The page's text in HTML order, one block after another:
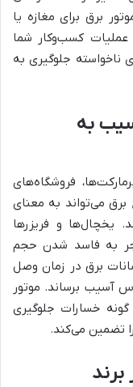
برق برای مغازه یا
عملیات کسب‌وکار شما
ناخواسته جلوگیری به
به
فروشگاه‌های
برق می‌تواند به معنای
یخچال‌ها و فریزرها
به فاسد شدن حجم
برق در زمان وصل
آسیب برساند. موتور
گونه خسارات جلوگیری
تضمین می‌کند.